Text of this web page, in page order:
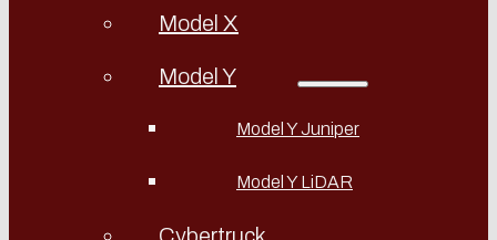
Model X
Model Y
Model Y Juniper
Model Y LiDAR